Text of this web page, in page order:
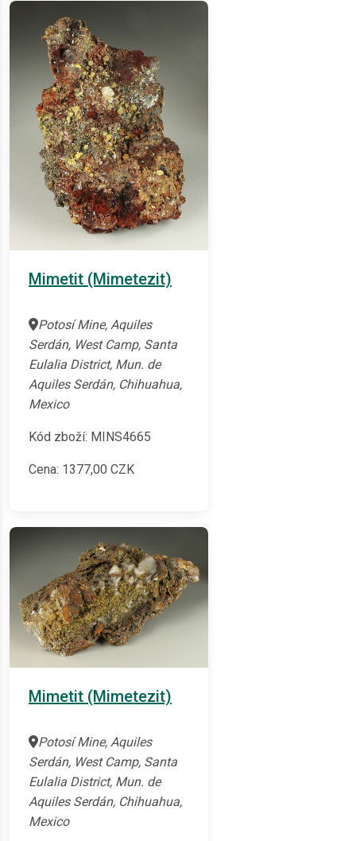
Mimetit (Mimetezit)
Potosí Mine, Aquiles
Serdán, West Camp, Santa
Eulalia District, Mun. de
Aquiles Serdán, Chihuahua,
Mexico
Kód zboží: MINS4665
Cena: 1377,00 CZK
Mimetit (Mimetezit)
Potosí Mine, Aquiles
Serdán, West Camp, Santa
Eulalia District, Mun. de
Aquiles Serdán, Chihuahua,
Mexico